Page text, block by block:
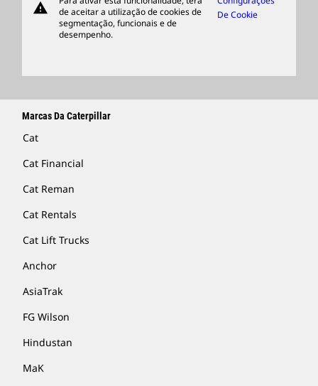
Merchandise
Encontrar Um Revendedor
warning
de aceitar a utilização de cookies de
segmentação, funcionais e de
desempenho.
De Cookie
Marcas Da Caterpillar
Cat
Cat Financial
Cat Reman
Cat Rentals
Cat Lift Trucks
Anchor
AsiaTrak
FG Wilson
Hindustan
MaK